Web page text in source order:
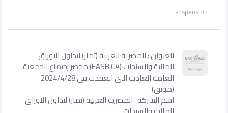
suspension
العنوان : المصرية العربية (ثمار) لتداول الاوراق
المالية والسندات (EASB.CA) محضر إجتماع الجمعية
العامة العادية التى انعقدت فى 2024/4/28
(موثق)
اسم الشركة : المصرية العربية (ثمار) لتداول الاوراق